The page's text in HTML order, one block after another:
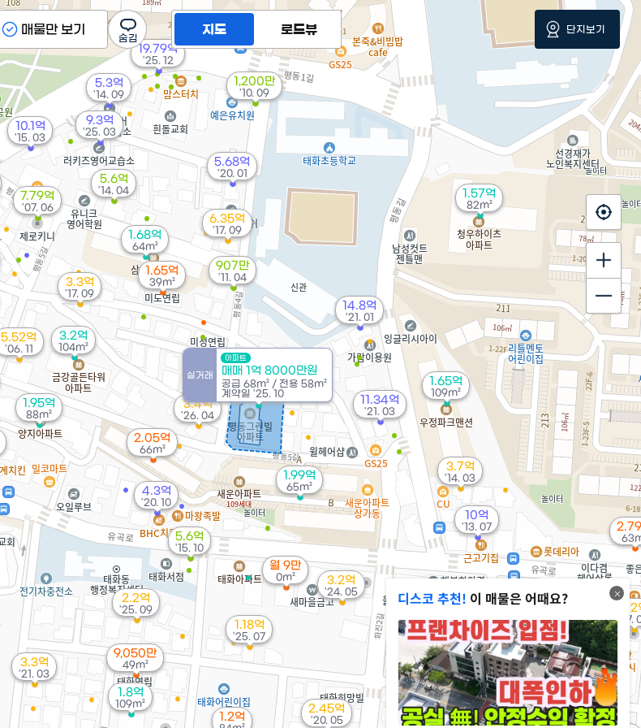
1.57억
82m²
5.48억
'26. 06
1.68억
64m²
월 9만
0m²
3.4억
'26. 04
2.05억
66m²
19.79억
'25. 12
1.65억
109m²
1.99억
65m²
실거래
아파트
매매 1억 8000만원
공급 68m² / 전용 58m²
계약일 '25. 10
1.95억
88m²
1.8억
109m²
2.2억
'25. 09
1.18억
'25. 07
1.65억
39m²
13.5억
'25. 04
9.3억
'25. 03
3.2억
104m²
3.2억
'24. 05
9,050만
49m²
1.15억
68m²
1.2억
3.3억
'21. 03
11.34억
'21. 03
14.8억
'21. 01
4.3억
'20. 10
2.45억
'20. 05
5.68억
'20. 01
5억
'19. 11
3.48억
6.35억
'17. 09
3.3억
'17. 09
5.6억
'15. 10
10.1억
'15. 03
5.3억
'14. 09
5.6억
'14. 04
3.7억
'14. 03
10억
'13. 07
6.15억
907만
'11. 04
1,200만
'10. 09
7.79억
'07. 06
4.2
'07.
5.52억
'06. 11
디스코 추천! 이 매물은 어때요?
지도 로드뷰
매물만 보기 단지보기